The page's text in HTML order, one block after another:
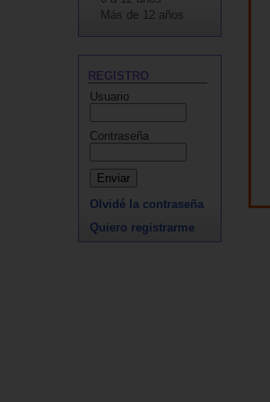
Más de 12 años
REGISTRO
Usuario
Contraseña
Olvidé la contraseña
Quiero registrarme